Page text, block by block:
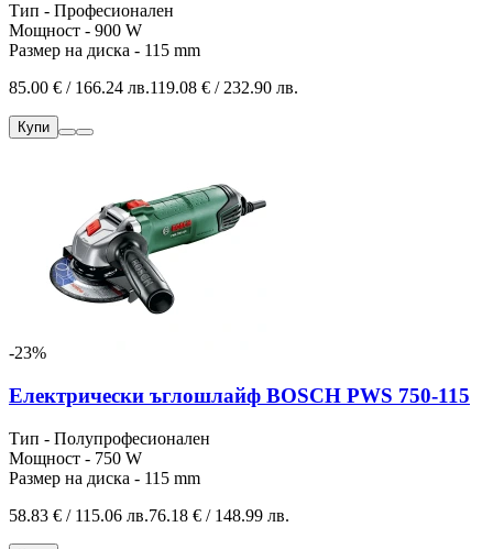
Тип - Професионален
Мощност - 900 W
Размер на диска - 115 mm
85.00 € / 166.24 лв.119.08 € / 232.90 лв.
Купи
-23%
Електрически ъглошлайф BOSCH PWS 750-115
Тип - Полупрофесионален
Мощност - 750 W
Размер на диска - 115 mm
58.83 € / 115.06 лв.76.18 € / 148.99 лв.